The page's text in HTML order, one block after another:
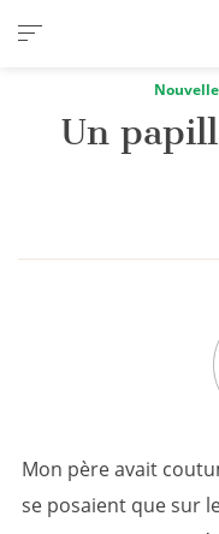
Panneau de gestion
Un
Mon père avait
se posaient que sur